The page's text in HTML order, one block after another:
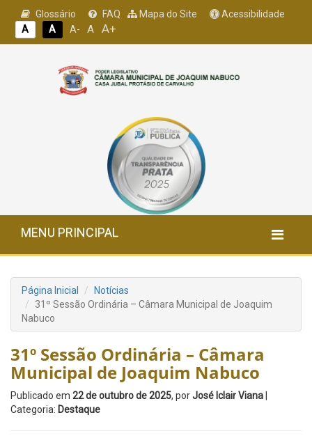
Glossário FAQ Mapa do Site
Acessibilidade
A
A A- A A+
MENU PRINCIPAL
Página Inicial
Notícias
31º Sessão Ordinária – Câmara Municipal de Joaquim
Nabuco
31º Sessão Ordinária – Câmara
Municipal de Joaquim Nabuco
Publicado em 22 de outubro de 2025, porJosé Iclair Viana
Categoria: Destaque